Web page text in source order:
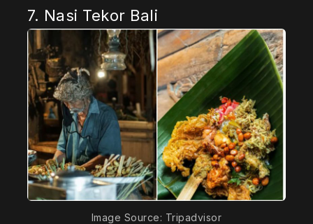
7. Nasi Tekor Bali
Image Source: Tripadvisor